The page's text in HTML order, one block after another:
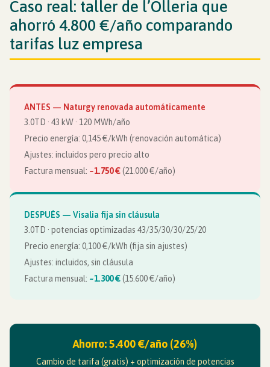
Caso real: taller de l’Olleria que
ahorró 4.800 €/año comparando
tarifas luz empresa
ANTES — Naturgy renovada automáticamente
3.0TD · 43 kW · 120 MWh/año
Precio energía: 0,145 €/kWh (renovación automática)
Ajustes: incluidos pero precio alto
Factura mensual: ~1.750 €(21.000 €/año)
DESPUÉS — Visalia fija sin cláusula
3.0TD · potencias optimizadas 43/35/30/30/25/20
Precio energía: 0,100 €/kWh (fija sin ajustes)
Ajustes: incluidos, sin cláusula
Factura mensual: ~1.300 €(15.600 €/año)
Ahorro: 5.400 €/año (26%)
Cambio de tarifa (gratis) + optimización de potencias